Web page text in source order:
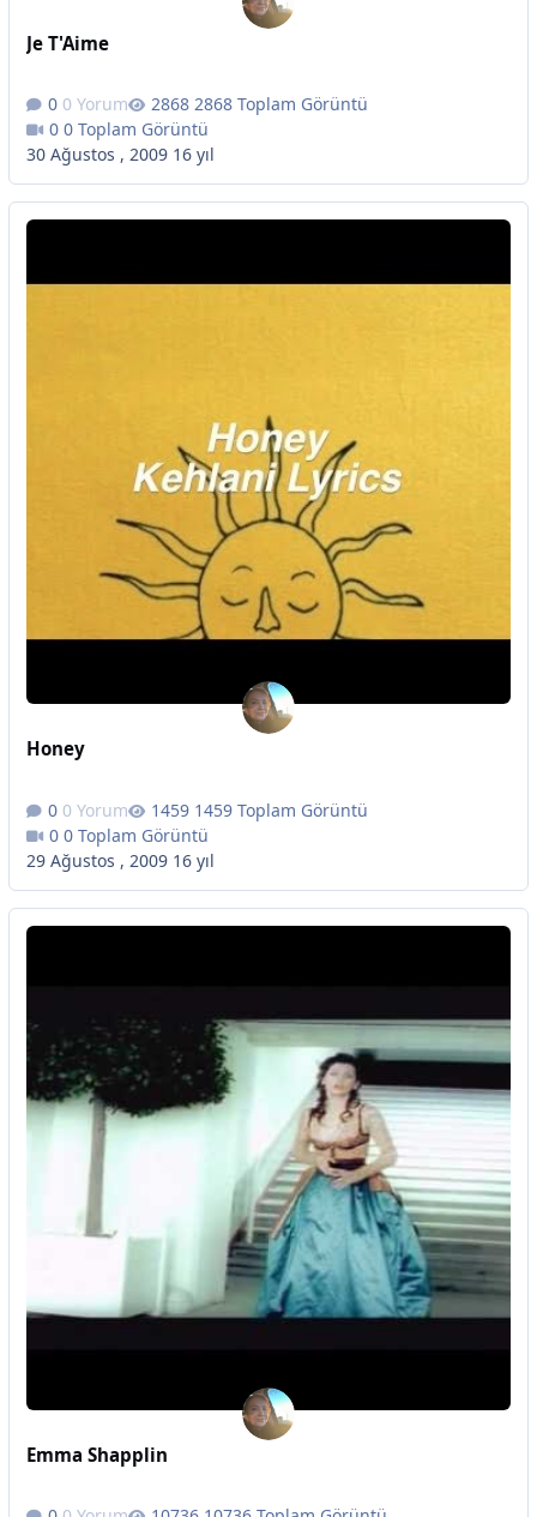
Je T'Aime
0 Yorum
2868 Toplam Görüntü
0 Toplam Görüntü
30 Ağustos , 2009 16 yıl
Honey
0 Yorum
1459 Toplam Görüntü
0 Toplam Görüntü
29 Ağustos , 2009 16 yıl
Emma Shapplin